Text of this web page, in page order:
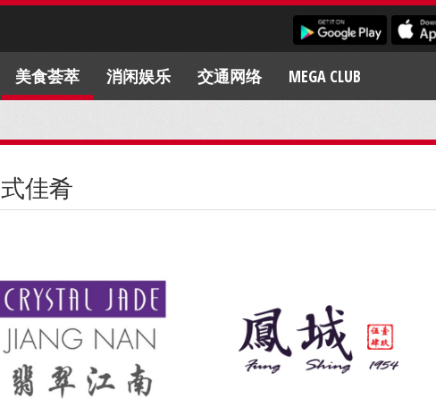
美食荟萃 消闲娱乐 交通网络 MEGA CLUB
佳肴